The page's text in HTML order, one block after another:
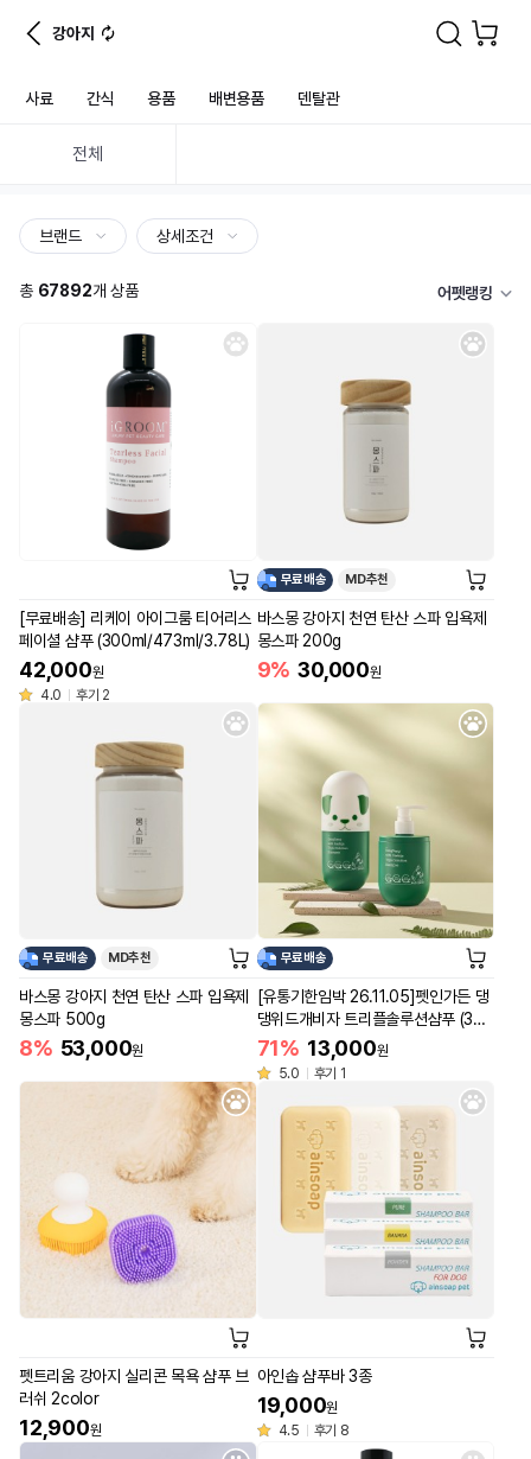
강아지
사료 간식 용품 배변용품 덴탈관
전체
브랜드 상세조건
총 67892개 상품 어펫랭킹
[무료배송] 리케이 아이그룸 티어리스
페이셜 샴푸 (300ml/473ml/3.78L)
42,000원
4.0
후기 2
무료배송 MD추천
바스몽 강아지 천연 탄산 스파 입욕제
몽스파 200g
9% 30,000원
무료배송 MD추천
바스몽 강아지 천연 탄산 스파 입욕제
몽스파 500g
8% 53,000원
무료배송
[유통기한임박 26.11.05]펫인가든 댕
댕위드개비자 트리플솔루션샴푸 (300
ml 2개)
71% 13,000원
5.0
후기 1
펫트리움 강아지 실리콘 목욕 샴푸 브
러쉬 2color
12,900원
아인솝 샴푸바 3종
19,000원
4.5
후기 8